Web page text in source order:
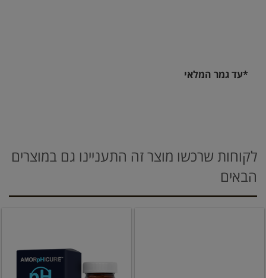
*עד גמר המלאי
לקוחות שרכשו מוצר זה התעניינו גם במוצרים
הבאים